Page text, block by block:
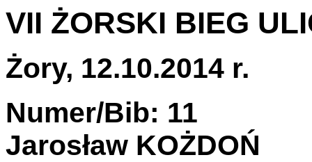
VII ŻORSKI BIEG
Żory, 12.10.2014 r.
Numer/Bib: 11
Jarosław KOŻDOŃ